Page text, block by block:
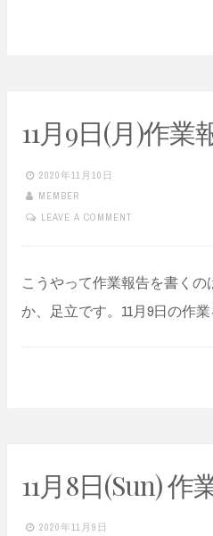
11月9日(月)作業
2020年11月10日
MEMBER
LEAVE A COMMENT
こうやって作業報告を書くの
か、足立です。11月9日の作業
11月8日(Sun) 作
2020年11月9日